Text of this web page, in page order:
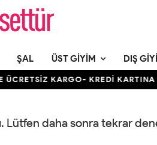
ŞAL ÜST GIYIM DIŞ
KARGO- KREDİ KARTINA 12
Lütfen daha sonra tekrar